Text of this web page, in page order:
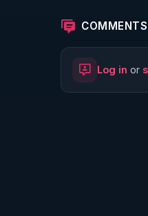
🌱 LE
http://rgnr.li/
COMMENTS
Log in or